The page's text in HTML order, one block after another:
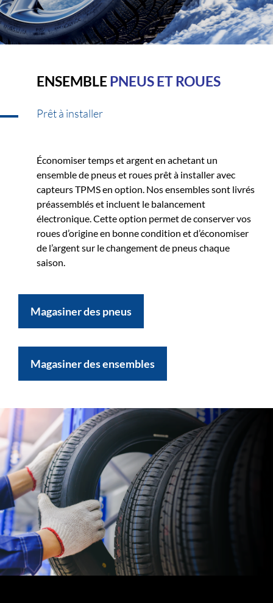
ENSEMBLEPNEUS ET ROUES
Prêt à installer
Économiser temps et argent en achetant un
ensemble de pneus et roues prêt à installer avec
capteurs TPMS en option. Nos ensembles sont livrés
préassemblés et incluent le balancement
électronique. Cette option permet de conserver vos
roues d’origine en bonne condition et d’économiser
de l’argent sur le changement de pneus chaque
saison.
Magasiner des pneus
Magasiner des ensembles